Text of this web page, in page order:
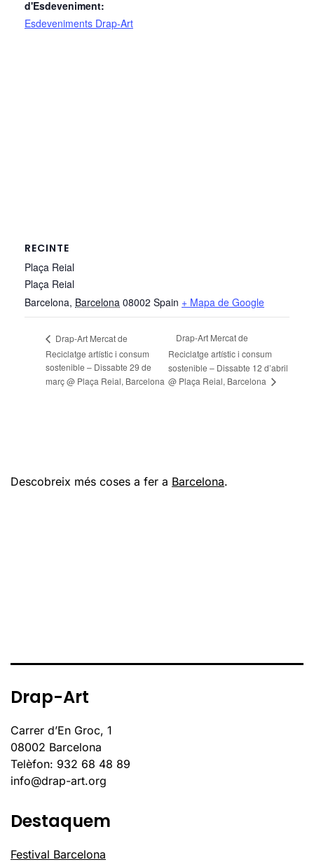
d'Esdeveniment:
Esdeveniments Drap-Art
RECINTE
Plaça Reial
Plaça Reial
Barcelona, Barcelona 08002 Spain + Mapa de Google
Drap-Art Mercat de
Reciclatge artístic i consum
sostenible – Dissabte 29 de
març @ Plaça Reial, Barcelona
Drap-Art Mercat de
Reciclatge artístic i consum
sostenible – Dissabte 12 d’abril
@ Plaça Reial, Barcelona
Descobreix més coses a fer a Barcelona.
Drap-Art
Carrer d’En Groc, 1
08002 Barcelona
Telèfon: 932 68 48 89
info@drap-art.org
Destaquem
Festival Barcelona